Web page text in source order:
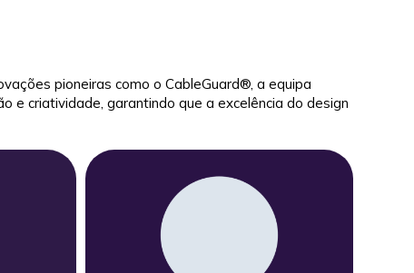
pioneiras como o CableGuard®, a equipa
e criatividade, garantindo que a excelência do design